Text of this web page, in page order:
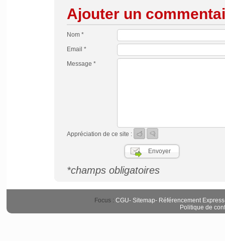
Ajouter un
Nom *
Email *
Message *
Appréciation de ce site :
*champs obligatoires
Focus : CGU- Sitemap- Référencement Express
Politique de